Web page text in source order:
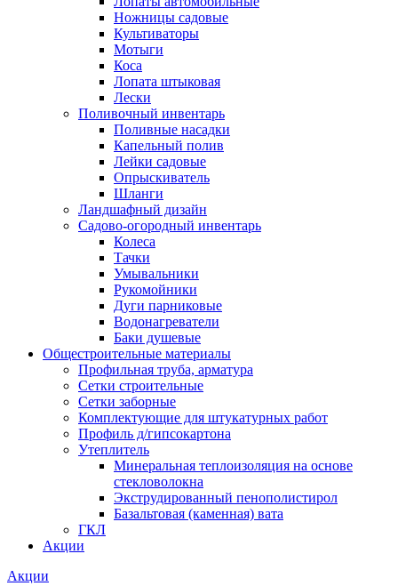
Ножницы садовые
Культиваторы
Мотыги
Коса
Лопата штыковая
Лески
Поливочный инвентарь
Поливные насадки
Капельный полив
Лейки садовые
Опрыскиватель
Шланги
Ландшафный дизайн
Садово-огородный инвентарь
Колеса
Тачки
Умывальники
Рукомойники
Дуги парниковые
Водонагреватели
Баки душевые
Общестроительные материалы
Профильная труба, арматура
Сетки строительные
Сетки заборные
Комплектующие для штукатурных работ
Профиль д/гипсокартона
Утеплитель
Минеральная теплоизоляция на основе
стекловолокна
Экструдированный пенополистирол
Базальтовая (каменная) вата
ГКЛ
Акции
Акции